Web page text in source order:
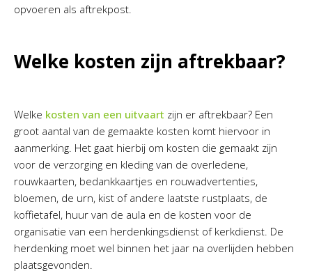
opvoeren als aftrekpost.
Welke kosten zijn aftrekbaar?
Welke kosten van een uitvaart zijn er aftrekbaar? Een
groot aantal van de gemaakte kosten komt hiervoor in
aanmerking. Het gaat hierbij om kosten die gemaakt zijn
voor de verzorging en kleding van de overledene,
rouwkaarten, bedankkaartjes en rouwadvertenties,
bloemen, de urn, kist of andere laatste rustplaats, de
koffietafel, huur van de aula en de kosten voor de
organisatie van een herdenkingsdienst of kerkdienst. De
herdenking moet wel binnen het jaar na overlijden hebben
plaatsgevonden.